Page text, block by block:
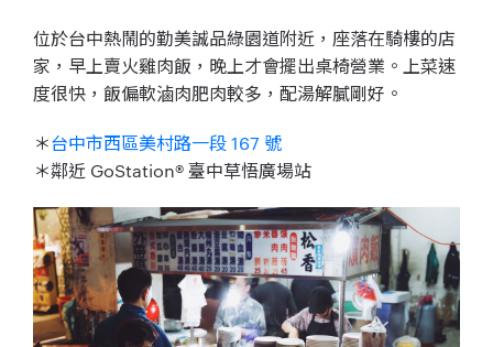
位於台中熱鬧的勤美誠品綠園道附近，座落在騎樓的店
家，早上賣火雞肉飯，晚上才會擺出桌椅營業。上菜速
度很快，飯偏軟滷肉肥肉較多，配湯解膩剛好。
＊台中市西區美村路一段 167 號
＊鄰近 GoStation® 臺中草悟廣場站